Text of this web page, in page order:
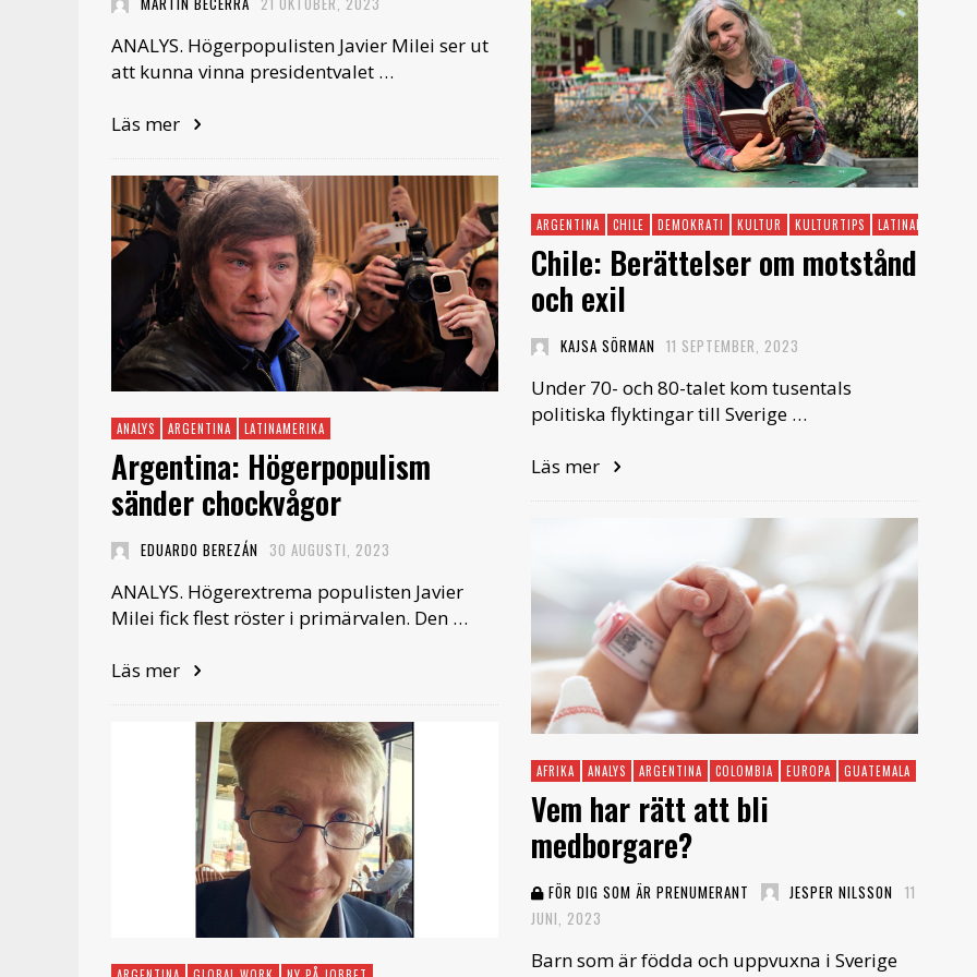
ANALYS. Högerpopulisten Javier Milei ser ut
att kunna vinna presidentvalet …
Läs mer
ARGENTINA CHILE DEMOKRATI KULTUR KULTURTIPS LATINAMERIKA
Chile: Berättelser om motstånd
och exil
KAJSA SÖRMAN 11 SEPTEMBER, 2023
Under 70- och 80-talet kom tusentals
politiska flyktingar till Sverige …
Läs mer
ANALYS ARGENTINA LATINAMERIKA
Argentina: Högerpopulism
sänder chockvågor
EDUARDO BEREZÁN 30 AUGUSTI, 2023
ANALYS. Högerextrema populisten Javier
Milei fick flest röster i primärvalen. Den …
Läs mer
AFRIKA ANALYS ARGENTINA COLOMBIA EUROPA GUATEMALA
Vem har rätt att bli
medborgare?
FÖR DIG SOM ÄR PRENUMERANT JESPER NILSSON 11
JUNI, 2023
Barn som är födda och uppvuxna i Sverige